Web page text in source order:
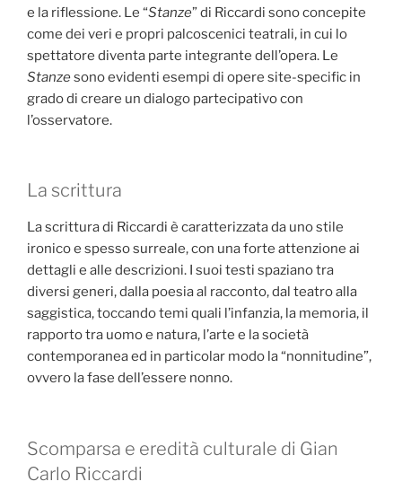
e la riflessione. Le “Stanze” di Riccardi sono concepite
come dei veri e propri palcoscenici teatrali, in cui lo
spettatore diventa parte integrante dell’opera. Le
Stanzesono evidenti esempi di opere site-specific in
grado di creare un dialogo partecipativo con
l’osservatore.
La scrittura
La scrittura di Riccardi è caratterizzata da uno stile
ironico e spesso surreale, con una forte attenzione ai
dettagli e alle descrizioni. I suoi testi spaziano tra
diversi generi, dalla poesia al racconto, dal teatro alla
saggistica, toccando temi quali l’infanzia, la memoria, il
rapporto tra uomo e natura, l’arte e la società
contemporanea ed in particolar modo la “nonnitudine”,
ovvero la fase dell’essere nonno.
Scomparsa e eredità culturale di Gian
Carlo Riccardi